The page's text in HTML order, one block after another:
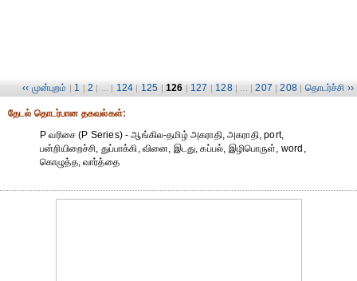
‹‹ முன்புறம் | 1 | 2 | ... | 124 | 125 | 126 | 127 | 128 | ... | 207 | 208 | தொடர்ச்சி ››
தேட‌ல் தொட‌ர்பான தகவ‌ல்க‌ள்:
P வரிசை (P Series) - ஆங்கில-தமிழ் அகராதி, அகராதி, port,
பன்றியிறைச்சி, துப்பாக்கி, வினை, இடது, கப்பல், இழிபொருள், word,
கொழுத்த, வார்த்தை